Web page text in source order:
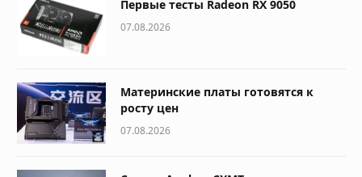
Первые тесты Radeon RX 9050
07.08.2026
Материнские платы готовятся к
росту цен
07.08.2026